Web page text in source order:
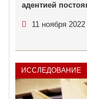
адентией
11 ноября 2022
ИССЛЕДОВАНИЕ